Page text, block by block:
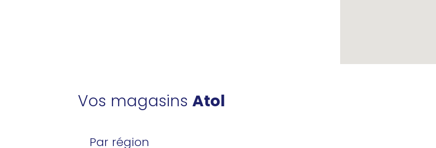
Vos magasins Atol
Par région